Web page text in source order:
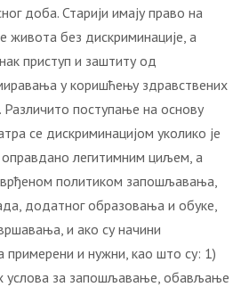
доба. Старији имају право на
живота без дискриминације, а
приступ и заштиту од
у коришћењу здравствених
Различито поступање на основу
се дискриминацијом уколико је
легитимним циљем, а
политиком запошљавања,
додатног образовања и обуке,
и ако су начини
примерени и нужни, као што су: 1)
услова за запошљавање, обављање